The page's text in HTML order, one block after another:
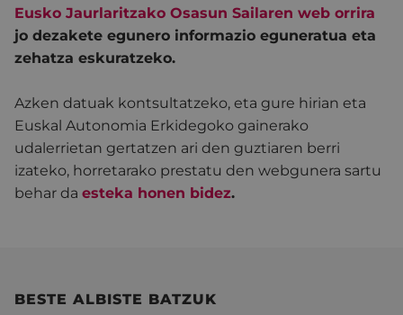
Eusko Jaurlaritzako Osasun Sailaren web orrira
jo dezakete egunero informazio eguneratua eta
zehatza eskuratzeko.
Azken datuak kontsultatzeko, eta gure hirian eta
Euskal Autonomia Erkidegoko gainerako
udalerrietan gertatzen ari den guztiaren berri
izateko, horretarako prestatu den webgunera sartu
behar da esteka honen bidez.
BESTE ALBISTE BATZUK